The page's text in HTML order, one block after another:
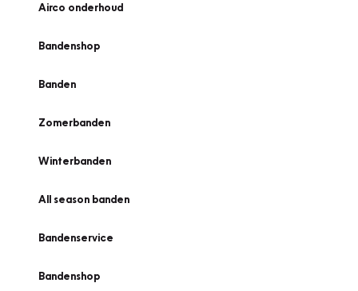
Airco onderhoud
Bandenshop
Banden
Zomerbanden
Winterbanden
All season banden
Bandenservice
Bandenshop